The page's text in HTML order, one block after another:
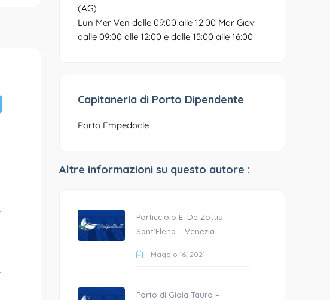
(AG)
Lun Mer Ven dalle 09:00 alle 12:00 Mar Giov
dalle 09:00 alle 12:00 e dalle 15:00 alle 16:00
Capitaneria di Porto Dipendente
Porto Empedocle
Altre informazioni su questo autore :
Porticciolo E. De Zottis –
Sant’Elena – Venezia
Maggio 16, 2021
Porto di Gioia Tauro –